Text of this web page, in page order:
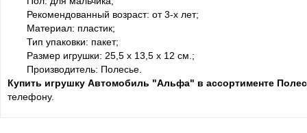
Рекомендованный возраст: от 3-х лет;
Материал: пластик;
Тип упаковки: пакет;
Размер игрушки: 25,5 х 13,5 х 12 см.;
Производитель: Полесье.
Купить игрушку Автомобиль "Альфа" в ассортименте
телефону.